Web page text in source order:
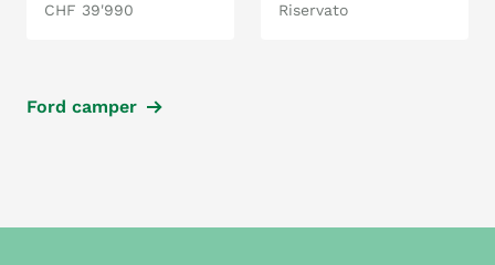
CHF 39'990 Riservato
Ford camper